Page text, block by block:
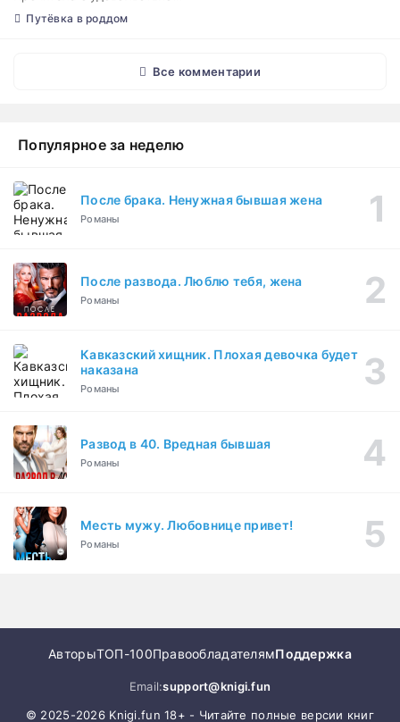
Путёвка в роддом
Все комментарии
Популярное за неделю
После брака. Ненужная бывшая жена
Романы
После развода. Люблю тебя, жена
Романы
Кавказский хищник. Плохая девочка будет
наказана
Романы
Развод в 40. Вредная бывшая
Романы
Месть мужу. Любовнице привет!
Романы
АвторыТОП-100ПравообладателямПоддержка
Email:support@knigi.fun
© 2025-2026 Knigi.fun 18+ - Читайте полные версии книг